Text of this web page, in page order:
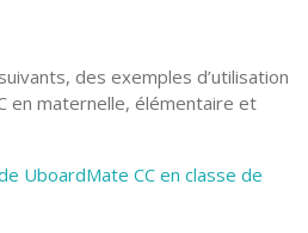
des exemples d’utilisation
en maternelle, élémentaire et
UboardMate CC en classe de